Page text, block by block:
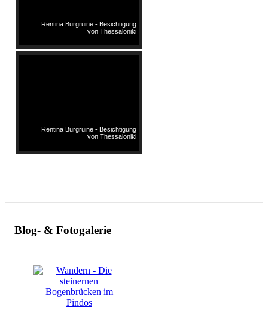
Rentina Burgruine - Besichtigung
von Thessaloniki
Rentina Burgruine - Besichtigung
von Thessaloniki
Blog- & Fotogalerie